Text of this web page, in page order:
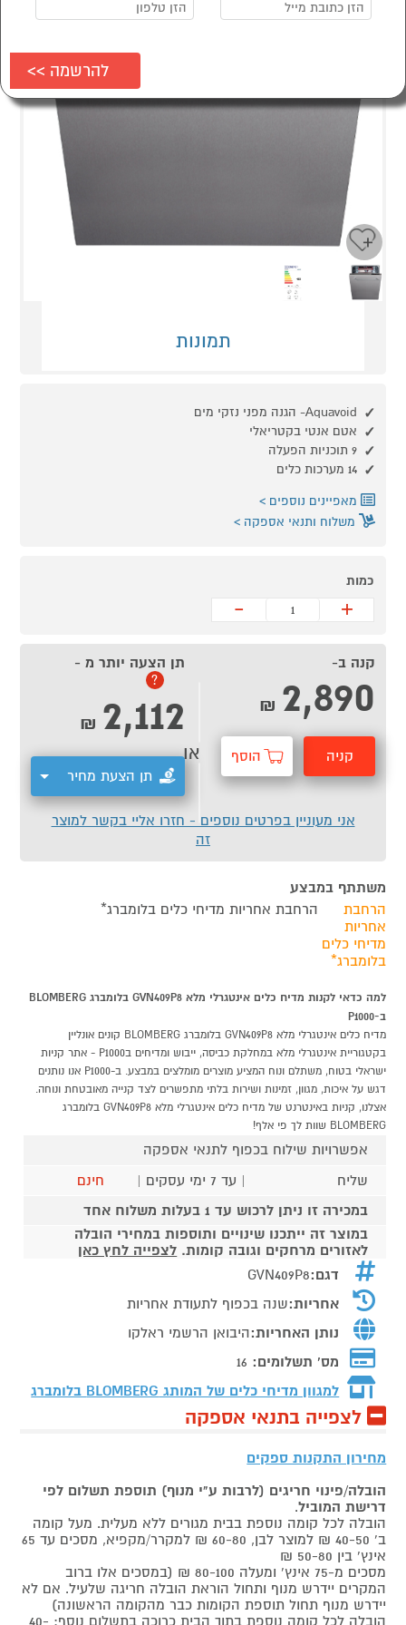
תמונות
Aquavoid- הגנה מפני נזקי מים
אטם אנטי בקטריאלי
9 תוכניות הפעלה
14 מערכות כלים
מאפיינים נוספים
משלוח ותנאי אספקה
כמות
+
-
קנה ב-
2,890
₪
קניה הוסף
תן הצעה יותר מ -
?
2,112
₪
תן הצעת מחיר
או
אני מעוניין בפרטים נוספים - חזרו אליי בקשר למוצר
זה
משתתף במבצע
הרחבת
אחריות
מדיחי כלים
בלומברג*
הרחבת אחריות מדיחי כלים בלומברג*
למה כדאי לקנות מדיח כלים אינטגרלי מלא GVN409P8 בלומברג BLOMBERG
ב-P1000
מדיח כלים אינטגרלי מלא GVN409P8 בלומברג BLOMBERG קונים אונליין
בקטגוריית אינטגרלי מלא במחלקת כביסה, ייבוש ומדיחים בP1000 - אתר קניות
ישראלי בטוח, משתלם ונוח המציע מוצרים מומלצים במבצע. ב-P1000 אנו נותנים
דגש על איכות, מגוון, זמינות ושירות בלתי מתפשרים לצד קנייה מאובטחת ונוחה.
אצלנו, קניות באינטרנט של מדיח כלים אינטגרלי מלא GVN409P8 בלומברג
BLOMBERG שוות לך פי אלף!
אפשרויות שילוח בכפוף לתנאי אספקה
שליח
| עד 7 ימי עסקים |
חינם
במכירה זו ניתן לרכוש עד 1 בעלות משלוח אחד
במוצר זה ייתכנו שינויים ותוספות במחירי הובלה
לאזורים מרחקים וגובה קומות. לצפייה לחץ כאן
דגם:GVN409P8
אחריות:שנה בכפוף לתעודת אחריות
נותן האחריות:היבואן הרשמי ראלקו
מס' תשלומים: 16
למגוון מדיחי כלים של המותג BLOMBERG בלומברג
לצפייה בתנאי אספקה
מחירון התקנות ספקים
הובלה/פינוי חריגים (לרבות ע"י מנוף) תוספת תשלום לפי
דרישת המוביל.
הובלה לכל קומה נוספת בבית מגורים ללא מעלית. מעל קומה
ב' 40-50 ₪ למוצר לבן, 60-80 ₪ למקרר/מקפיא, מסכים עד 65
אינץ' בין 50-80 ₪
מסכים מ-75 אינץ' ומעלה 80-100 ₪ (במסכים אלו ברוב
המקרים יידרש מנוף ותחול הוראת הובלה חריגה שלעיל. אם לא
יידרש מנוף תחול תוספת הקומות כבר מהקומה הראשונה)
הובלה לכל קומה נוספת בתוך הבית כרוכה בתשלום נוסף: 40-